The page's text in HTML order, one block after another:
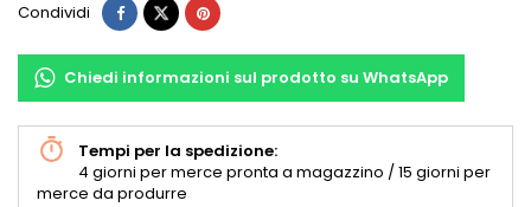
Condividi
Chiedi informazioni sul prodotto su WhatsApp
Tempi per la spedizione:
4 giorni per merce pronta a magazzino / 15 giorni per
merce da produrre